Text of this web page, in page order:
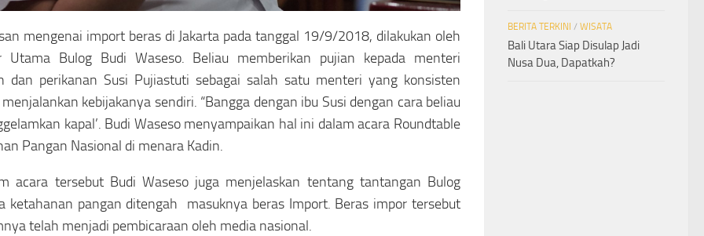
mengenai import beras di Jakarta pada tanggal 19/9/2018, dilakukan oleh
Utama Bulog Budi Waseso. Beliau memberikan pujian kepada menteri
dan perikanan Susi Pujiastuti sebagai salah satu menteri yang konsisten
kebijakanya sendiri. “Bangga dengan ibu Susi dengan cara beliau
kapal’. Budi Waseso menyampaikan hal ini dalam acara Roundtable
Pangan Nasional di menara Kadin.
acara tersebut Budi Waseso juga menjelaskan tentang tantangan Bulog
ketahanan pangan ditengah masuknya beras Import. Beras impor tersebut
telah menjadi pembicaraan oleh media nasional.
BERITA TERKINI / WISATA
Bali Utara Siap Disulap Jadi
Nusa Dua, Dapatkah?